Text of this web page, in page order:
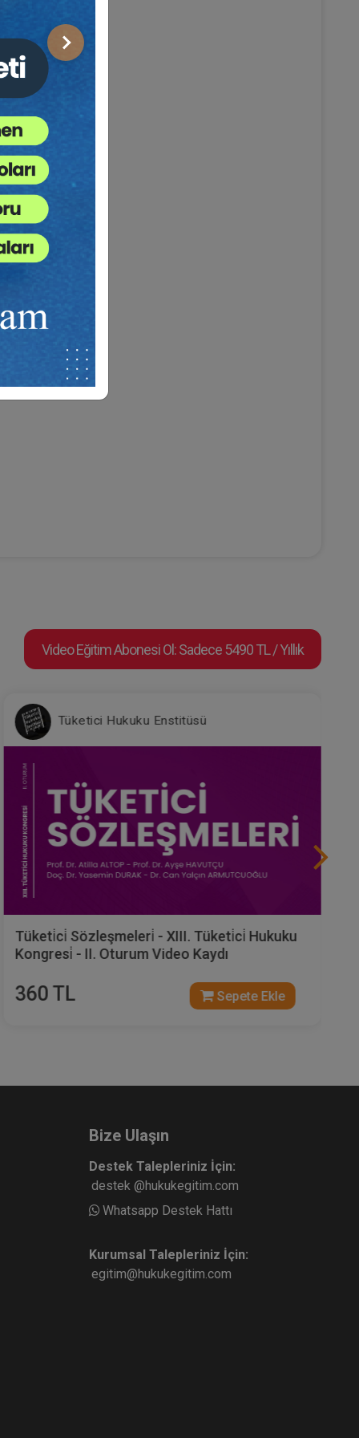
Sonraki
Video Eğitim Abonesi Ol: Sadece 5490 TL / Yıllık
Tüketici Hukuku Enstitüsü
Tüketi̇ci̇ Sözleşmeleri̇ - XIII. Tüketi̇ci̇ Hukuku
Kongresi̇ - II. Oturum Video Kaydı
360 TL Sepete Ekle
Bize Ulaşın
Destek Talepleriniz İçin:
destek @hukukegitim.com
Whatsapp Destek Hattı
Kurumsal Talepleriniz İçin:
egitim@hukukegitim.com